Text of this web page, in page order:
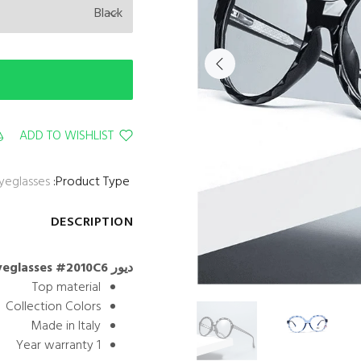
ADD TO WISHLIST
Product Type:
DESCRIPTION
ديور Circle lense Women, Eyeglasses #2010C6
Top material
Collection Colors
Made in Italy
1 Year warranty